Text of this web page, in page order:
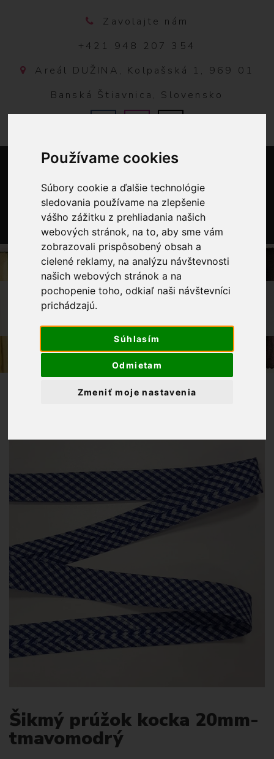
Používame cookies
Súbory cookie a ďalšie technológie
sledovania používame na zlepšenie
vášho zážitku z prehliadania našich
webových stránok, na to, aby sme vám
zobrazovali prispôsobený obsah a
cielené reklamy, na analýzu návštevnosti
našich webových stránok a na
pochopenie toho, odkiaľ naši návštevníci
prichádzajú.
Súhlasím
Odmietam
Zmeniť moje nastavenia
Zavolajte nám
+421 948 207 354
Areál DUŽINA, Kolpašská 1, 969 01
Banská Štiavnica, Slovensko
0
OBCHOD GALANTÉRIA
ŠIKMÉ PRÚŽKY
ŠIKMÝ PRÚŽOK KOCKA 20MM-
TMAVOMODRÝ
Šikmý prúžok kocka 20mm-
tmavomodrý